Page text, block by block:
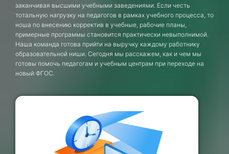
заканчивая высшими учебными заведениями. Если честь
тотальную нагрузку на педагогов в рамках учебного процесса, то
ноша по внесению корректив в учебные, рабочие планы,
примерные программы становится практически невыполнимой.
Наша команда готова прийти на выручку каждому работнику
образовательной ниши. Сегодня мы расскажем, как и чем мы
готовы помочь педагогам и учебным центрам при переходе на
новый ФГОС.